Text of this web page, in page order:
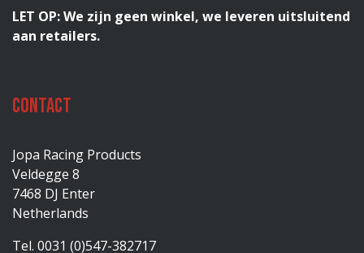
LET OP: We zijn geen winkel, we leveren uitsluitend
aan retailers.
Contact
Jopa Racing Products
Veldegge 8
7468 DJ Enter
Netherlands
Tel. 0031 (0)547-382717